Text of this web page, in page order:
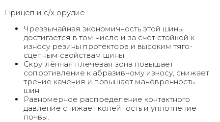
Прицеп и с/х орудие
Чрезвычайная экономичность этой шины
достигается в том числе и за счёт стойкой к
износу резины протектора и высоким тяго-
сцепным свойствам шины.
Скруглённая плечевая зона повышает
сопротивление к абразивному износу, снижает
трение качения и повышает манёвренность
шин.
Равномерное распределение контактного
давление снижает колейность и уплотнение
почвы.